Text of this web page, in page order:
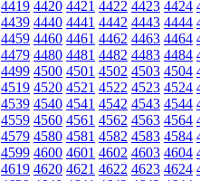
4419 4420 4421 4422 4423 4424
4439 4440 4441 4442 4443 4444
4459 4460 4461 4462 4463 4464
4479 4480 4481 4482 4483 4484
4499 4500 4501 4502 4503 4504
4519 4520 4521 4522 4523 4524
4539 4540 4541 4542 4543 4544
4559 4560 4561 4562 4563 4564
4579 4580 4581 4582 4583 4584
4599 4600 4601 4602 4603 4604
4619 4620 4621 4622 4623 4624